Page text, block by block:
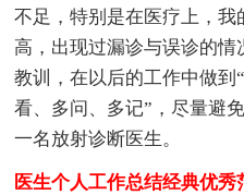
不足，特别是在医疗上，
高，出现过漏诊与误诊的
教训，在以后的工作中做
看、多问、多记”，尽量避
一名放射诊断医生。
医生个人工作总结经典优秀